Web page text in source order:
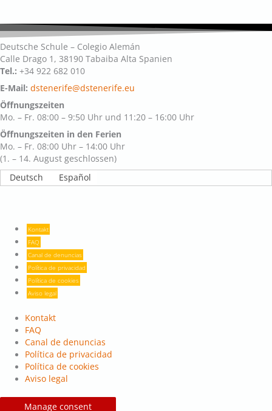
Deutsche Schule – Colegio Alemán
Calle Drago 1, 38190 Tabaiba Alta Spanien
Tel.: +34 922 682 010
E-Mail: dstenerife@dstenerife.eu
Öffnungszeiten
Mo. – Fr. 08:00 – 9:50 Uhr und 11:20 – 16:00 Uhr
Öffnungszeiten in den Ferien
Mo. – Fr. 08:00 Uhr – 14:00 Uhr
(1. – 14. August geschlossen)
Deutsch
Español
Kontakt
FAQ
Canal de denuncias
Política de privacidad
Política de cookies
Aviso legal
Kontakt
FAQ
Canal de denuncias
Política de privacidad
Política de cookies
Aviso legal
Manage consent